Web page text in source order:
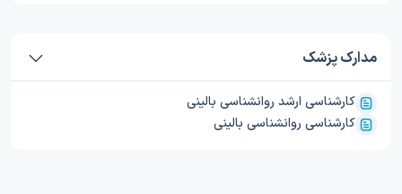
مدارک پزشک
کارشناسی ارشد روانشناسی بالینی
کارشناسی روانشناسی بالینی